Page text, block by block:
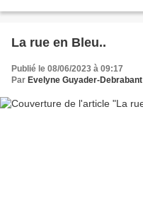
La rue en Bleu..
Publié le 08/06/2023 à 09:17
Par Evelyne Guyader-Debrabant